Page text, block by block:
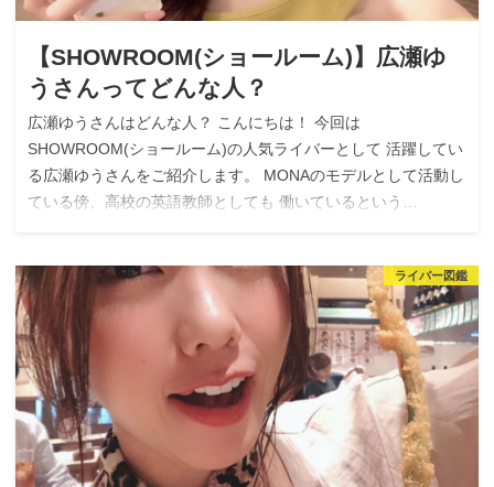
【SHOWROOM(ショールーム)】広瀬ゆ
うさんってどんな人？
広瀬ゆうさんはどんな人？ こんにちは！ 今回は
SHOWROOM(ショールーム)の人気ライバーとして 活躍してい
る広瀬ゆうさんをご紹介します。 MONAのモデルとして活動し
ている傍、高校の英語教師としても 働いているという…
ライバー図鑑